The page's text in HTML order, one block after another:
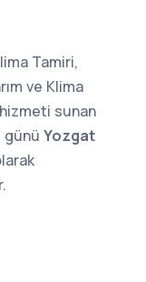
Tamiri,
ve Klima
sunan
günü Yozgat